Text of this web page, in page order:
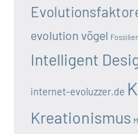
evolution vögel Fossilien
Intelligent
internet-evoluzzer.de
Kreationismus